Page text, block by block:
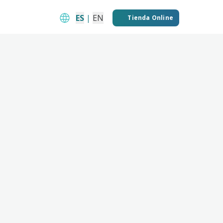
ES | EN Tienda Online